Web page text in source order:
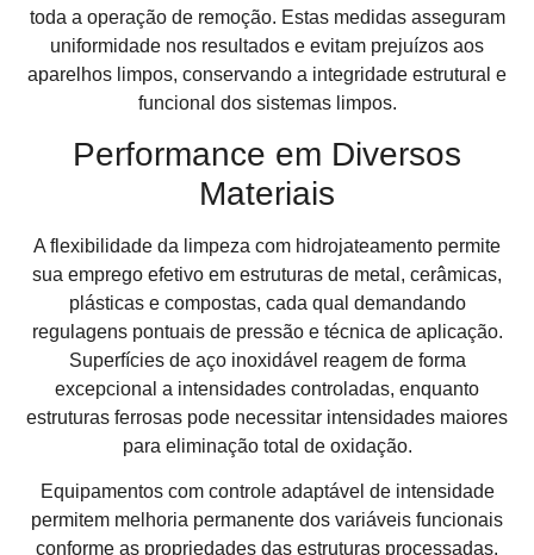
toda a operação de remoção. Estas medidas asseguram
uniformidade nos resultados e evitam prejuízos aos
aparelhos limpos, conservando a integridade estrutural e
funcional dos sistemas limpos.
Performance em Diversos
Materiais
A flexibilidade da limpeza com hidrojateamento permite
sua emprego efetivo em estruturas de metal, cerâmicas,
plásticas e compostas, cada qual demandando
regulagens pontuais de pressão e técnica de aplicação.
Superfícies de aço inoxidável reagem de forma
excepcional a intensidades controladas, enquanto
estruturas ferrosas pode necessitar intensidades maiores
para eliminação total de oxidação.
Equipamentos com controle adaptável de intensidade
permitem melhoria permanente dos variáveis funcionais
conforme as propriedades das estruturas processadas.